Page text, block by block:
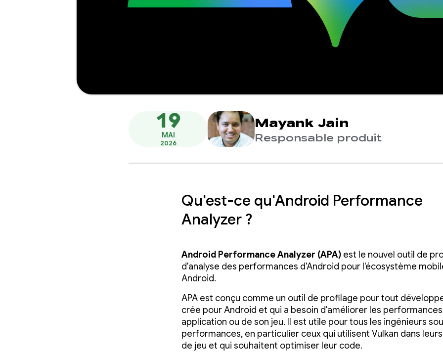
19
MAI
2026
Mayank Jain
Responsable produit
Qu'est-ce qu'Android Performance
Analyzer ?
Android Performance Analyzer (APA) est le nouvel outil de
d'analyse des performances d'Android pour l'écosystème
Android.
APA est conçu comme un outil de profilage pour tout
crée pour Android et qui a besoin d'améliorer les
application ou de son jeu. Il est utile pour tous les ingénieurs
performances, en particulier ceux qui utilisent Vulkan dans
de jeu et qui souhaitent optimiser leur code.